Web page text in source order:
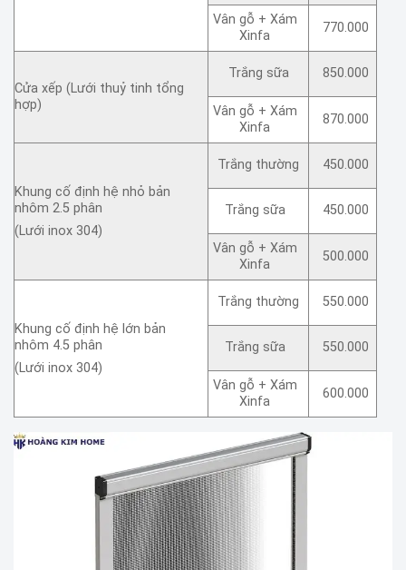
Vân gỗ + Xám
Xinfa
770.000
Cửa xếp (Lưới thuỷ tinh tổng
hợp)
Trắng sữa 850.000
Vân gỗ + Xám
Xinfa
870.000
Khung cố định hệ nhỏ bản
nhôm 2.5 phân
(Lưới inox 304)
Trắng thường 450.000
Trắng sữa 450.000
Vân gỗ + Xám
Xinfa
500.000
Khung cố định hệ lớn bản
nhôm 4.5 phân
(Lưới inox 304)
Trắng thường 550.000
Trắng sữa 550.000
Vân gỗ + Xám
Xinfa
600.000